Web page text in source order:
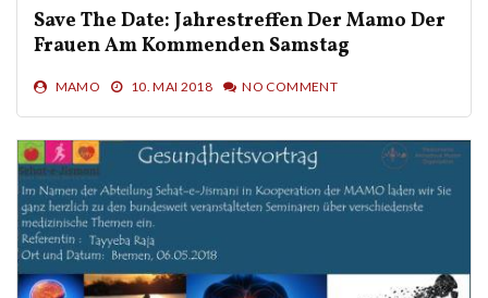
Save The Date: Jahrestreffen Der Mamo Der
Frauen Am Kommenden Samstag
MAMO 10. MAI 2018 NO COMMENT